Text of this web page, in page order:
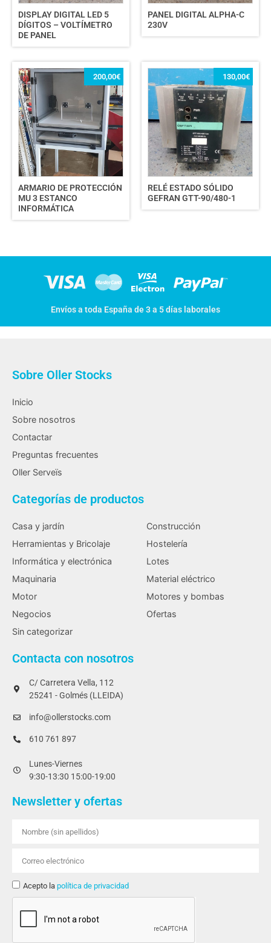
DISPLAY DIGITAL LED 5
DÍGITOS – VOLTÍMETRO
DE PANEL
PANEL DIGITAL ALPHA-C
230V
ARMARIO DE PROTECCIÓN
MU 3 ESTANCO
INFORMÁTICA
200,00€
RELÉ ESTADO SÓLIDO
GEFRAN GTT-90/480-1
130,00€
Envíos a toda España de 3 a 5 días laborales
Sobre Oller Stocks
Inicio
Sobre nosotros
Contactar
Preguntas frecuentes
Oller Serveïs
Categorías de productos
Casa y jardín
Construcción
Herramientas y Bricolaje
Hostelería
Informática y electrónica
Lotes
Maquinaria
Material eléctrico
Motor
Motores y bombas
Negocios
Ofertas
Sin categorizar
Contacta con nosotros
C/ Carretera Vella, 112
25241 - Golmés (LLEIDA)
info@ollerstocks.com
610 761 897
Lunes-Viernes
9:30-13:30 15:00-19:00
Newsletter y ofertas
Acepto la política de privacidad